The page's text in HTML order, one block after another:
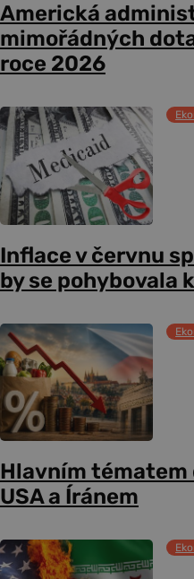
Americká
mimořádných
roce 2026
Inflace v červnu
by se pohybovala
Hlavním tématem
USA a Íránem